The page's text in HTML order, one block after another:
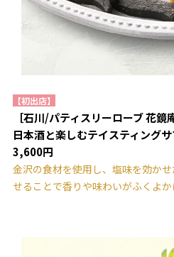
【初出店】
［石川/パティスリーローブ 花鏡庵
日本酒と楽しむテイスティング
3,600円
金沢の食材を使用し、塩味を効か
せることで香りや味わいがふくよか